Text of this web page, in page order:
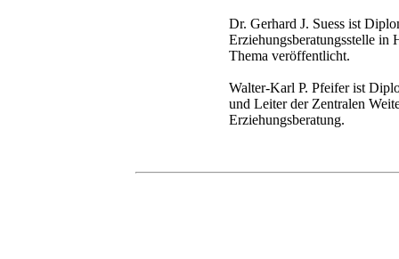
Dr. Gerhard J. Suess ist
Erziehungsberatungsstelle in
Thema veröffentlicht.
Walter-Karl P. Pfeifer ist
und Leiter der Zentralen
Erziehungsberatung.